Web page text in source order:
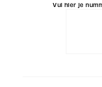
Vul hier je